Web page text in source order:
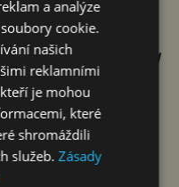
a Maďarsku.
například hotel The
Grand Hotel
Towers nebo
a analýze
cookie.
našich
reklamními
je mohou
které
shromáždili
služeb.Zásady